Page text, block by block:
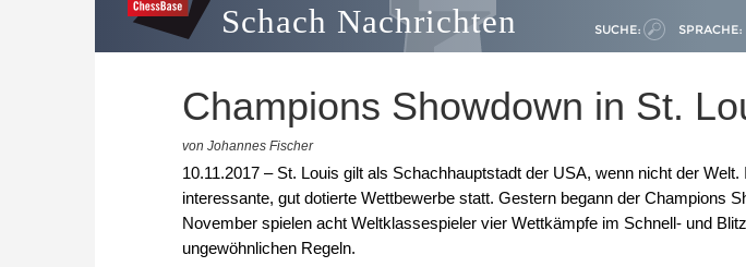
Schach Nachrichten SUCHE: SPRACHE:
Champions Showdown in St.
von Johannes Fischer
10.11.2017 – St. Louis gilt als Schachhauptstadt der USA, wenn nicht der
interessante, gut dotierte Wettbewerbe statt. Gestern begann der Champions
November spielen acht Weltklassespieler vier Wettkämpfe im Schnell- und
ungewöhnlichen Regeln.